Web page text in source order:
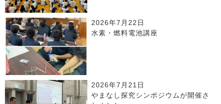
2026年7月22日
水素・燃料電池講座
2026年7月21日
やまなし探究シンポジウムが開催さ